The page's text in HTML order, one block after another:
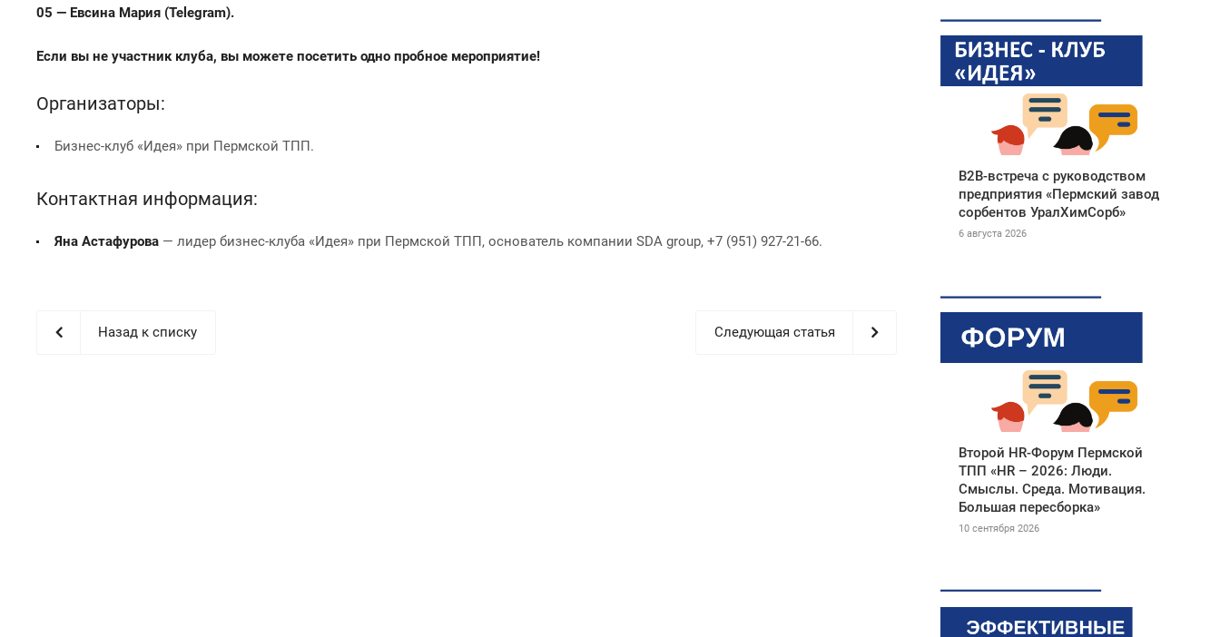
05 — Евсина Мария (Telegram).
Если вы не участник клуба, вы можете посетить одно пробное мероприятие!
Организаторы:
Бизнес-клуб «Идея» при Пермской ТПП.
Контактная информация:
Яна Астафурова — лидер бизнес-клуба «Идея» при Пермской ТПП, основатель компании SDA group, +7 (951) 927-21-66.
Назад к списку Следующая статья
B2B-встреча с руководством
предприятия «Пермский завод
сорбентов УралХимСорб»
6 августа 2026
Второй HR-Форум Пермской
ТПП «HR – 2026: Люди.
Смыслы. Среда. Мотивация.
Большая пересборка»
10 сентября 2026